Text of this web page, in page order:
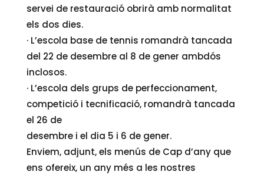
servei de restauració obrirà amb normalitat
els dos dies.
· L’escola base de tennis romandrà tancada
del 22 de desembre al 8 de gener ambdós
inclosos.
· L’escola dels grups de perfeccionament,
competició i tecnificació, romandrà tancada
el 26 de
desembre i el dia 5 i 6 de gener.
Enviem, adjunt, els menús de Cap d’any que
ens ofereix, un any més a les nostres